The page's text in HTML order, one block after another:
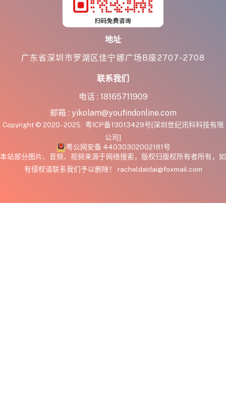
地址
广东省深圳市罗湖区佳宁娜广场B座2707-2708
联系我们
电话 : 18165711909
邮箱 : yikolam@youfindonline.com
Copyright © 2020 - 2025 粤ICP备13013429号[深圳世纪讯科科技有限
公司]
粤公网安备 44030302002181号
本站部分图片、音频、视频来源于网络搜索，版权归版权所有者所有，如
有侵权请联系我们予以删除！ racheldaidai@foxmail.com